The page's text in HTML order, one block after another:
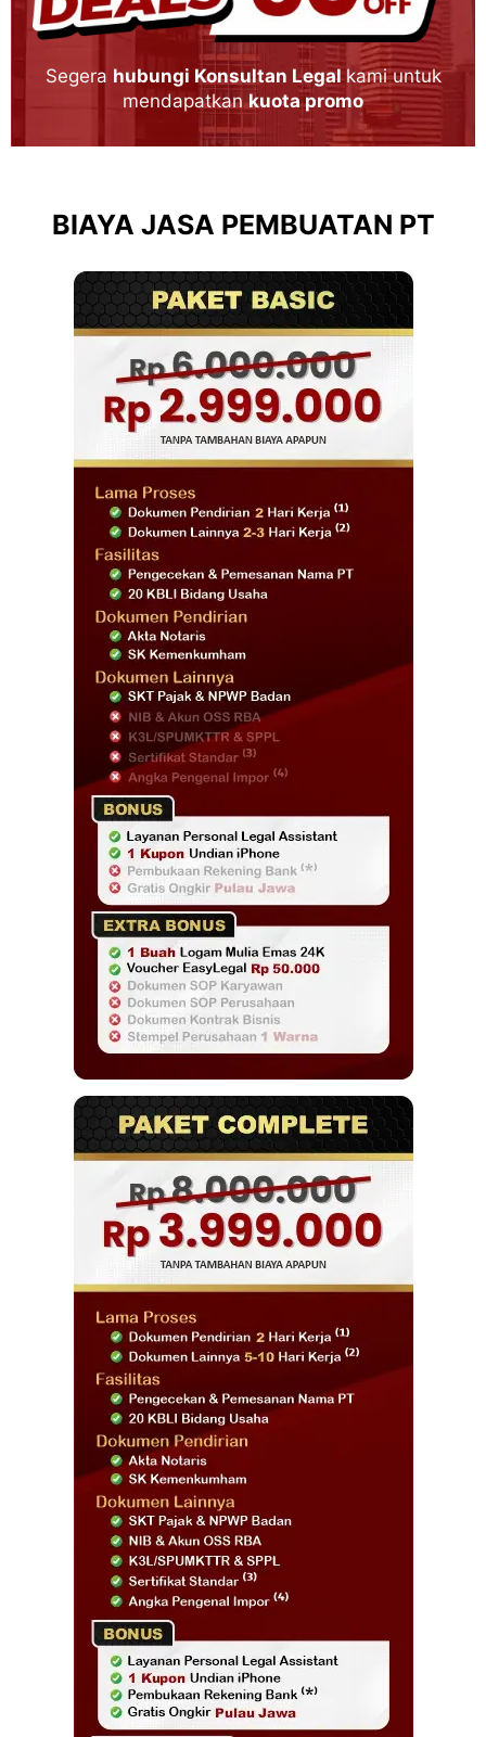
Segera hubungi Konsultan Legal kami untuk
mendapatkankuota promo
BIAYA JASA PEMBUATAN PT